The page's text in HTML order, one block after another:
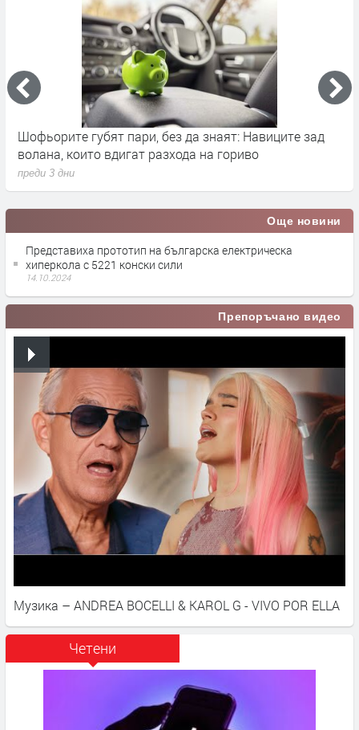
Шофьорите губят пари, без да знаят: Навиците зад
волана, които вдигат разхода на гориво
преди 3 дни
Още новини
Представиха прототип на българска електрическа
хиперкола с 5221 конски сили
14.10.2024
Препоръчано видео
Музика – ANDREA BOCELLI & KAROL G - VIVO POR ELLA
Четени